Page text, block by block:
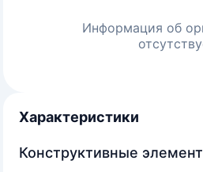
Информация об
Характеристики
Конструктивные